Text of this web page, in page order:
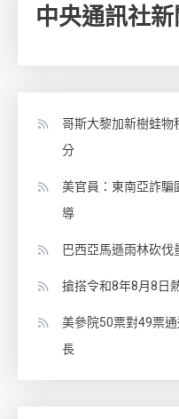
中央通訊社
哥斯大黎加新樹蛙
分
美官員：東南亞詐騙
導
巴西亞馬遜雨林砍
搶搭令和8年8月8日
美參院50票對49票
長